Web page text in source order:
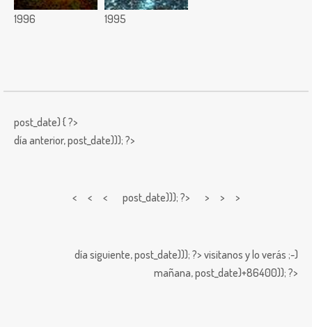
1996 1995
post_date) { ?>
día anterior,post_date))); ?>
< < < post_date))); ?> > > >
día siguiente,post_date))); ?> visitanos y lo verás ;-)
mañana,post_date)+86400)); ?>